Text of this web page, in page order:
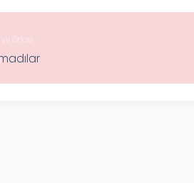
yıl önce